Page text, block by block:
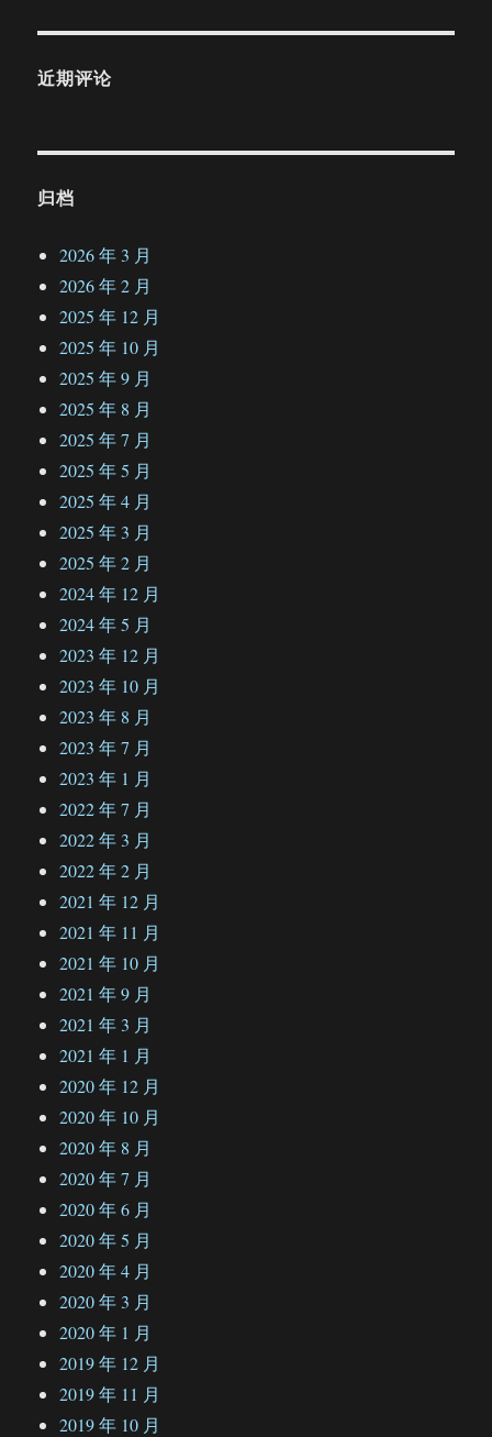
近期评论
归档
2026 年 3 月
2026 年 2 月
2025 年 12 月
2025 年 10 月
2025 年 9 月
2025 年 8 月
2025 年 7 月
2025 年 5 月
2025 年 4 月
2025 年 3 月
2025 年 2 月
2024 年 12 月
2024 年 5 月
2023 年 12 月
2023 年 10 月
2023 年 8 月
2023 年 7 月
2023 年 1 月
2022 年 7 月
2022 年 3 月
2022 年 2 月
2021 年 12 月
2021 年 11 月
2021 年 10 月
2021 年 9 月
2021 年 3 月
2021 年 1 月
2020 年 12 月
2020 年 10 月
2020 年 8 月
2020 年 7 月
2020 年 6 月
2020 年 5 月
2020 年 4 月
2020 年 3 月
2020 年 1 月
2019 年 12 月
2019 年 11 月
2019 年 10 月